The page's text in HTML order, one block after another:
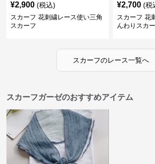
¥2,900 (税込)
スカーフ 花刺繍レース使い三角
スカーフ
¥2,700 (税
スカーフ 花
んわりスカ
スカーフのレース一覧へ
スカーフガーゼのおすすめアイテム